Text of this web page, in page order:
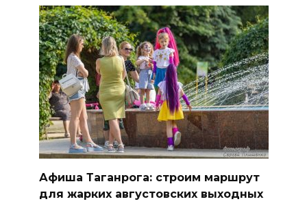
Афиша Таганрога: строим маршрут
для жарких августовских выходных